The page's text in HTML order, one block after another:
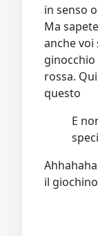
in senso
Ma
anche
rossa.
questo
E
il